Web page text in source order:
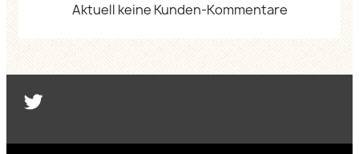
Aktuell keine Kunden-Kommentare